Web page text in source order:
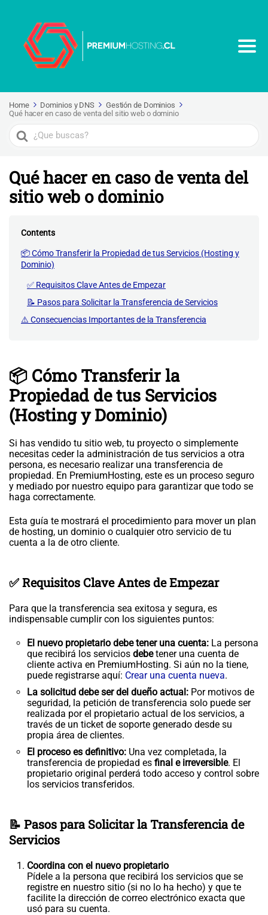
Home Dominios y DNS
Gestión de Dominios
Qué hacer en caso de venta del sitio web o dominio
Search
For
Qué hacer en caso de venta del
sitio web o dominio
Contents
📦 Cómo Transferir la Propiedad de tus Servicios (Hosting y
Dominio)
✅ Requisitos Clave Antes de Empezar
📝 Pasos para Solicitar la Transferencia de Servicios
⚠️ Consecuencias Importantes de la Transferencia
📦 Cómo Transferir la
Propiedad de tus Servicios
(Hosting y Dominio)
Si has vendido tu sitio web, tu proyecto o simplemente
necesitas ceder la administración de tus servicios a otra
persona, es necesario realizar una transferencia de
propiedad. En PremiumHosting, este es un proceso seguro
y mediado por nuestro equipo para garantizar que todo se
haga correctamente.
Esta guía te mostrará el procedimiento para mover un plan
de hosting, un dominio o cualquier otro servicio de tu
cuenta a la de otro cliente.
✅ Requisitos Clave Antes de Empezar
Para que la transferencia sea exitosa y segura, es
indispensable cumplir con los siguientes puntos:
El nuevo propietario debe tener una cuenta: La persona
que recibirá los servicios debetener una cuenta de
cliente activa en PremiumHosting. Si aún no la tiene,
puede registrarse aquí: Crear una cuenta nueva.
La solicitud debe ser del dueño actual: Por motivos de
seguridad, la petición de transferencia solo puede ser
realizada por el propietario actual de los servicios, a
través de un ticket de soporte generado desde su
propia área de clientes.
El proceso es definitivo: Una vez completada, la
transferencia de propiedad es final e irreversible. El
propietario original perderá todo acceso y control sobre
los servicios transferidos.
📝 Pasos para Solicitar la Transferencia de
Servicios
Coordina con el nuevo propietario
Pídele a la persona que recibirá los servicios que se
registre en nuestro sitio (si no lo ha hecho) y que te
facilite la dirección de correo electrónico exacta que
usó para su cuenta.